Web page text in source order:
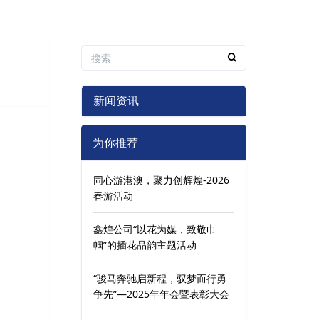
新闻资讯
为你推荐
同心游港澳，聚力创辉煌-2026
春游活动
鑫煌公司“以花为媒，致敬巾
帼”的插花品韵主题活动
“骏马奔驰启新程，驭梦而行勇
争先”—2025年年会暨表彰大会